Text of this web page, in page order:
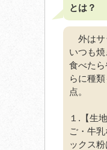
とは？
外はサ
いつも
食べた
らに種
点。
１.【生
ご・牛
ックス